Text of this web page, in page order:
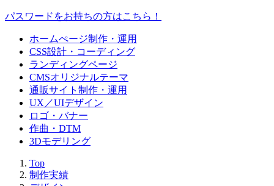
パスワードをお持ちの方はこちら！
ホームぺージ制作・運用
CSS設計・コーディング
ランディングページ
CMSオリジナルテーマ
通販サイト制作・運用
UX／UIデザイン
ロゴ・バナー
作曲・DTM
3Dモデリング
Top
制作実績